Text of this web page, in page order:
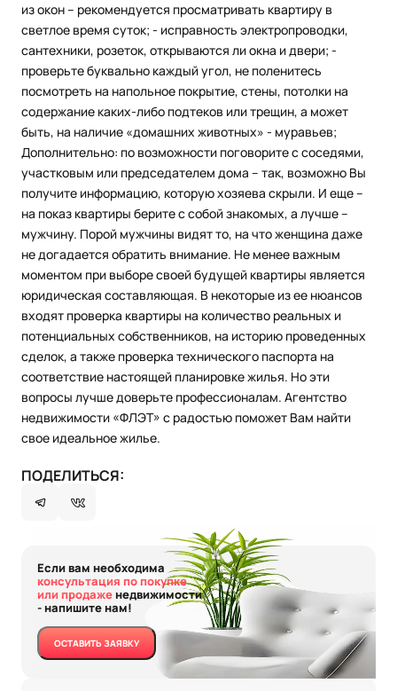
Если вам необходима
консультация по покупке
или продаженедвижимости
- напишите нам!
ОСТАВИТЬ ЗАЯВКУ
из окон – рекомендуется просматривать квартиру в
светлое время суток; - исправность электропроводки,
сантехники, розеток, открываются ли окна и двери; -
проверьте буквально каждый угол, не поленитесь
посмотреть на напольное покрытие, стены, потолки на
содержание каких-либо подтеков или трещин, а может
быть, на наличие «домашних животных» - муравьев;
Дополнительно: по возможности поговорите с соседями,
участковым или председателем дома – так, возможно Вы
получите информацию, которую хозяева скрыли. И еще –
на показ квартиры берите с собой знакомых, а лучше –
мужчину. Порой мужчины видят то, на что женщина даже
не догадается обратить внимание. Не менее важным
моментом при выборе своей будущей квартиры является
юридическая составляющая. В некоторые из ее нюансов
входят проверка квартиры на количество реальных и
потенциальных собственников, на историю проведенных
сделок, а также проверка технического паспорта на
соответствие настоящей планировке жилья. Но эти
вопросы лучше доверьте профессионалам. Агентство
недвижимости «ФЛЭТ» с радостью поможет Вам найти
свое идеальное жилье.
ПОДЕЛИТЬСЯ: